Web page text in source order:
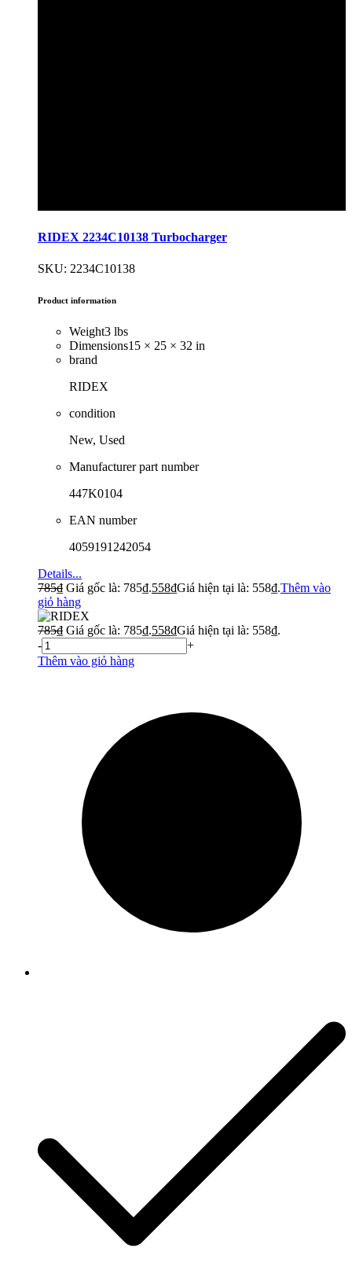
RIDEX 2234C10138 Turbocharger
SKU: 2234C10138
Product information
Weight3 lbs
Dimensions15 × 25 × 32 in
brand
RIDEX
condition
New, Used
Manufacturer part number
447K0104
EAN number
4059191242054
Details...
785₫ Giá gốc là: 785₫.558₫Giá hiện tại là: 558₫.Thêm vào
giỏ hàng
785₫ Giá gốc là: 785₫.558₫Giá hiện tại là: 558₫.
-
+
Thêm vào giỏ hàng